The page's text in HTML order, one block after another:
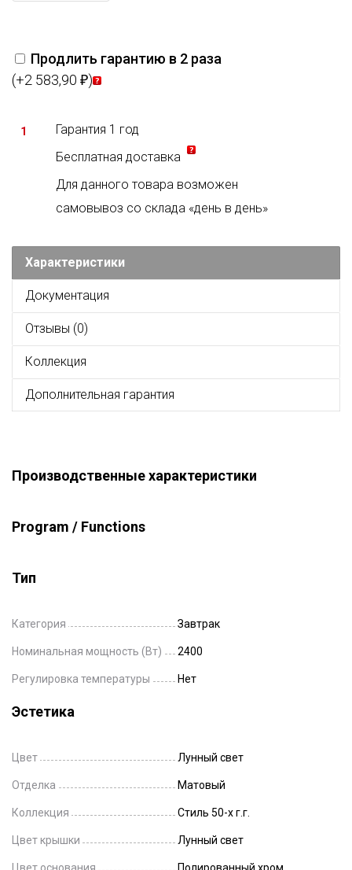
Продлить гарантию в 2 раза
(+2 583,90 ₽)
1
Гарантия 1 год
Бесплатная доставка
Для данного товара возможен
самовывоз со склада «день в день»
Характеристики
Документация
Отзывы (0)
Коллекция
Дополнительная гарантия
Производственные характеристики
Program / Functions
Тип
Категория Завтрак
Номинальная мощность (Вт) 2400
Регулировка температуры Нет
Эстетика
Цвет Лунный свет
Отделка Матовый
Коллекция Стиль 50-х г.г.
Цвет крышки Лунный свет
Цвет основания Полированный хром